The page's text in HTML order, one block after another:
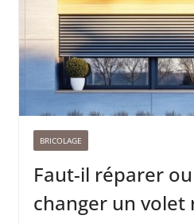
BRICOLAGE
Faut-il réparer ou
changer un volet